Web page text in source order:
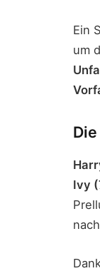
Ein
um
Ivy